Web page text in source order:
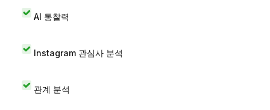
AI 통찰력
Instagram 관심사 분석
관계 분석